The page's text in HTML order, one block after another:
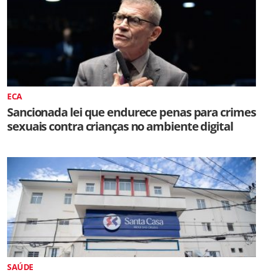
ECA
Sancionada lei que endurece penas para crimes
sexuais contra crianças no ambiente digital
SAÚDE